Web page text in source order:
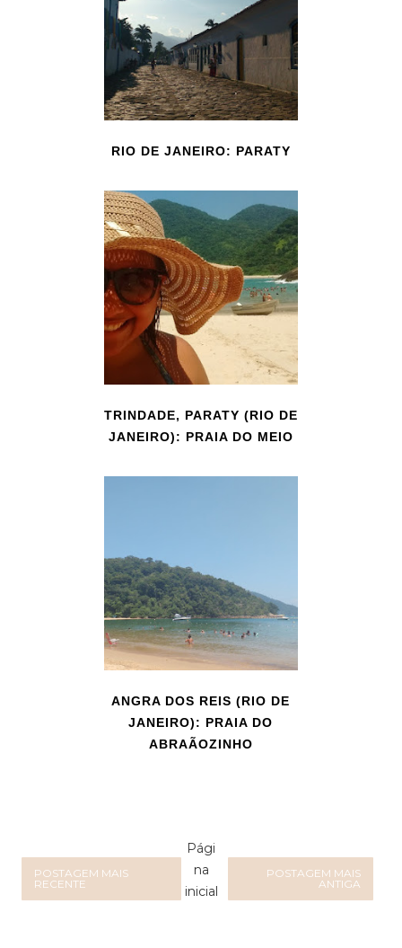
RIO DE JANEIRO: PARATY
TRINDADE, PARATY (RIO DE
JANEIRO): PRAIA DO MEIO
ANGRA DOS REIS (RIO DE
JANEIRO): PRAIA DO
ABRAÃOZINHO
POSTAGEM MAIS
RECENTE
POSTAGEM MAIS
ANTIGA
Pági
na
inicial